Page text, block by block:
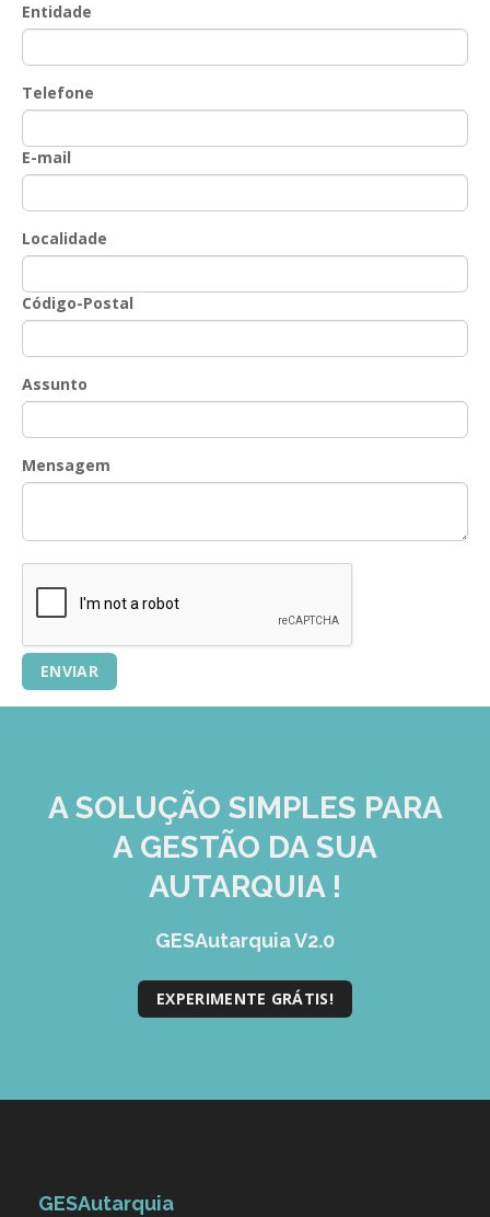
GESEscola
GESEstatística
GESFaturação
GESMarcação
GESSNC-AP
GESSIADAP III
GESVencimento
Portal da Freguesia
Entidade
Telefone
E-mail
Localidade
Código-Postal
Assunto
Mensagem
A SOLUÇÃO SIMPLES PARA
A GESTÃO DA SUA
AUTARQUIA !
GESAutarquia V2.0
EXPERIMENTE GRÁTIS!
GESAutarquia